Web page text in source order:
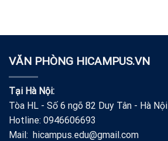
VĂN PHÒNG HICAMPUS.VN
Tại Hà Nội:
Tòa HL - Số 6 ngõ 82 Duy Tân - Hà Nội
Hotline: 0946606693
Mail: hicampus.edu@gmail.com